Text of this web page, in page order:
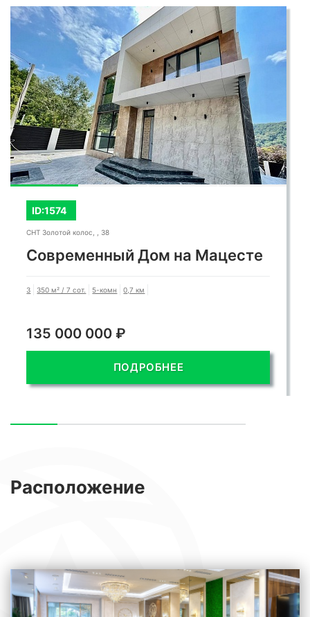
ID:1574
СНТ Золотой колос, , 38
Современный Дом на Мацесте
3 350 м² / 7 сот. 5-комн 0,7 км
135 000 000 ₽
ПОДРОБНЕЕ
Расположение